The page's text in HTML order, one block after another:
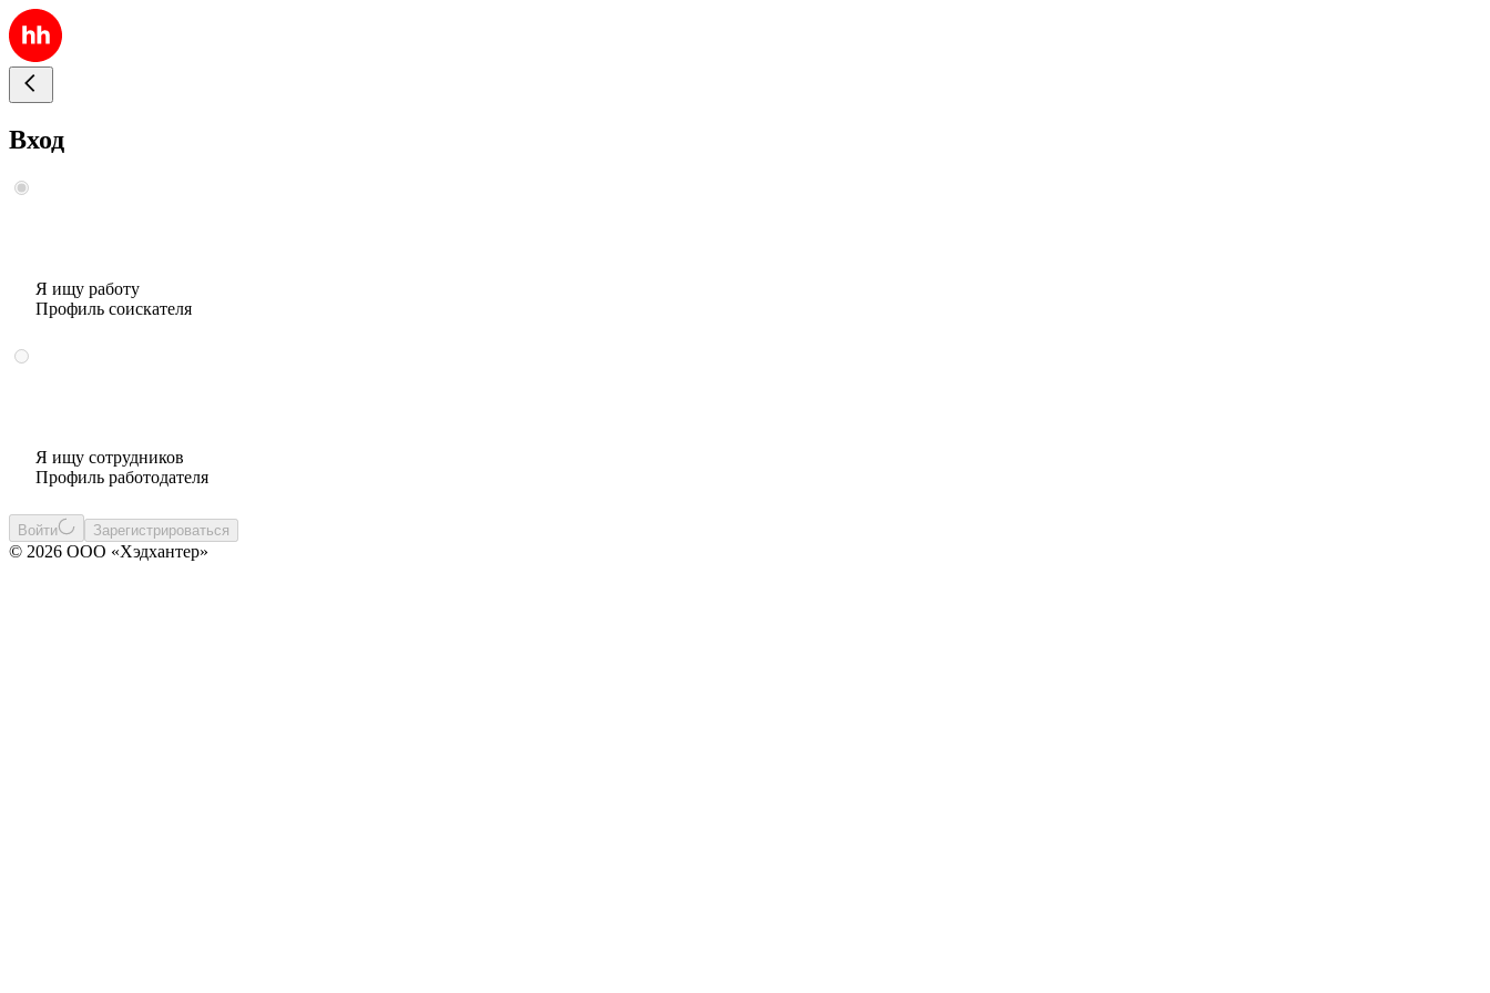
Вход
Я ищу работу
Профиль соискателя
Я ищу сотрудников
Профиль работодателя
Войти Зарегистрироваться
© 2026 ООО «Хэдхантер»